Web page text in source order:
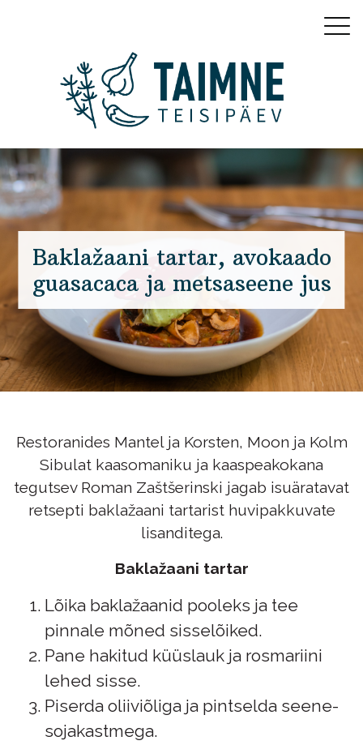
Baklažaani tartar, avokaado
guasacaca ja metsaseene jus
Restoranides Mantel ja Korsten, Moon ja Kolm
Sibulat kaasomaniku ja kaaspeakokana
tegutsev Roman Zaštšerinski jagab isuäratavat
retsepti baklažaani tartarist huvipakkuvate
lisanditega.
Baklažaani tartar
Lõika baklažaanid pooleks ja tee
pinnale mõned sisselõiked.
Pane hakitud küüslauk ja rosmariini
lehed sisse.
Piserda oliiviõliga ja pintselda seene-
sojakastmega.